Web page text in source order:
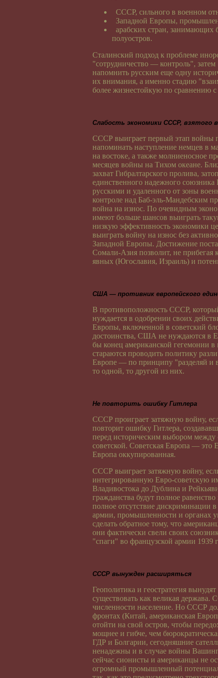
СССР, сильного в военном
Западной Европы,
арабских стран, занимающих
полуостров.
Сталинский подход к проблеме
"сотрудничество — контроль",
напомнить русским еще одну
их внимания, а именно стадию
более жизнестойкую по сравнению
Слабость экономики СССР, взятого
СССР выиграет первый этап войны
напоминать наступление немцев в
на востоке, а также молниеносное
месяцев войны на Тихом океане.
захват Гибралтарского пролива,
единственного надежного
русскими и удаленного от зоны
контроле над Баб-эль-Мандебским
война на износ. По очевидным
имеют больше шансов выиграть
низкую эффективность экономики
выиграть войну на износ без
Западной Европы. Достижение
Сомали-Азия позволит, не прибегая
явных (Югославия, Израиль) и
США — противник европейского
В противоположность СССР,
нуждается в одобрении своих
Европы, включенной в советский
достоинства, США не нуждаются в
бы конец американской гегемонии
стараются проводить политику
Европе — по принципу "разделяй и
то одной, то другой из них.
Не повторить ошибку Гитлера
СССР проиграет затяжную войну,
повторит ошибку Гитлера,
перед историческим выбором
советской. Советская Европа — это
Европа оккупированная.
СССР выиграет затяжную войну,
интегрированную Евро-советскую
Владивостока до Дублина и
гражданства будут полное
полное отсутствие дискриминации
армии, промышленности и органах
сделать обратное тому, что
они фактически свели своих
"спаги" во французской армии 1939
СССР вынужден расширяться
Геополитика и геостратегия
существовать как великая
численности население. Но СССР
фронтах (Китай, американская
отойти на свой остров, чтобы
мощнее и гибче, чем
ГДР и Болгарии, сегодняшние
ненадежны и в случае войны
сейчас сионисты и американцы не
огромный промышленный